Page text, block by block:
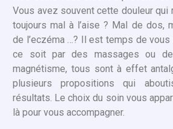
Vous avez souvent cette douleur
toujours mal à l’aise ? Mal de dos,
de l’eczéma …? Il est temps de vous
ce soit par des massages ou
magnétisme, tous sont à effet
plusieurs propositions qui
résultats. Le choix du soin vous
là pour vous accompagner.